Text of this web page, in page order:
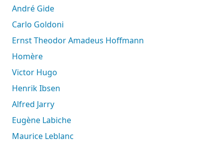
André Gide
Carlo Goldoni
Ernst Theodor Amadeus Hoffmann
Homère
Victor Hugo
Henrik Ibsen
Alfred Jarry
Eugène Labiche
Maurice Leblanc